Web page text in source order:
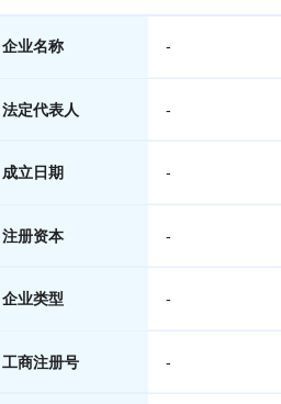
企业名称 -
法定代表人 -
成立日期 -
注册资本 -
企业类型 -
工商注册号 -